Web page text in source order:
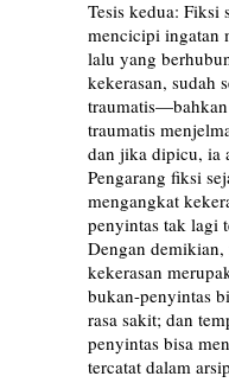
Tesis kedua: Fiksi
mencicipi ingatan
lalu yang
kekerasan, sudah
traumatis
dan jika dipicu, ia
Pengarang fiksi
mengangkat
penyintas tak lagi
Dengan
kekerasan
bukan-penyintas
rasa sakit; dan
penyintas bisa
tercatat dalam